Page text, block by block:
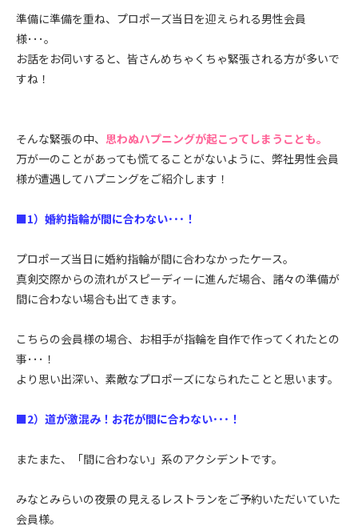
準備に準備を重ね、プロポーズ当日を迎えられる男性会員
様･･･。
お話をお伺いすると、皆さんめちゃくちゃ緊張される方が多いで
すね！
そんな緊張の中、 思わぬハプニングが起こってしまうことも。
万が一のことがあっても慌てることがないように、弊社男性会員
様が遭遇してハプニングをご紹介します！
■1）婚約指輪が間に合わない･･･！
プロポーズ当日に婚約指輪が間に合わなかったケース。
真剣交際からの流れがスピーディーに進んだ場合、諸々の準備が
間に合わない場合も出てきます。
こちらの会員様の場合、お相手が指輪を自作で作ってくれたとの
事･･･！
より思い出深い、素敵なプロポーズになられたことと思います。
■2）道が激混み！お花が間に合わない･･･！
またまた、「間に合わない」系のアクシデントです。
みなとみらいの夜景の見えるレストランをご予約いただいていた
会員様。